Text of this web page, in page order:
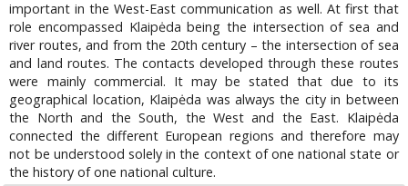
important in the West-East communication as well. At first that
role encompassed Klaipėda being the intersection of sea and
river routes, and from the 20th century – the intersection of sea
and land routes. The contacts developed through these routes
were mainly commercial. It may be stated that due to its
geographical location, Klaipėda was always the city in between
the North and the South, the West and the East. Klaipėda
connected the different European regions and therefore may
not be understood solely in the context of one national state or
the history of one national culture.